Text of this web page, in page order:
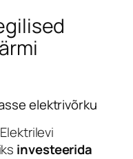
elektrivõrku
investeerida